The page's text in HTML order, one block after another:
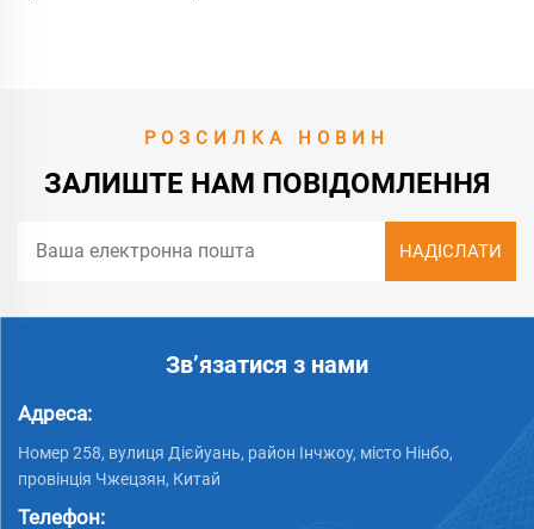
РОЗСИЛКА НОВИН
ЗАЛИШТЕ НАМ ПОВІДОМЛЕННЯ
Зв’язатися з нами
Адреса:
Номер 258, вулиця Дієйуань, район Інчжоу, місто Нінбо,
провінція Чжецзян, Китай
Телефон: